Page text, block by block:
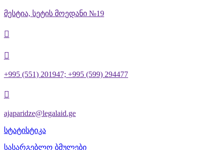
მესტია, სეტის მოედანი №19


+995 (551) 201947; +995 (599) 294477

ajaparidze@legalaid.ge
სტატისტიკა
სასარგებლო ბმულები